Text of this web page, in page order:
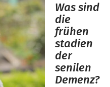
Was sind
die
frühen
stadien
der
senilen
Demenz?